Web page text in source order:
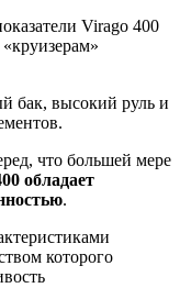
Virago 400
бак, высокий руль и
что большей мере
обладает
.
которого